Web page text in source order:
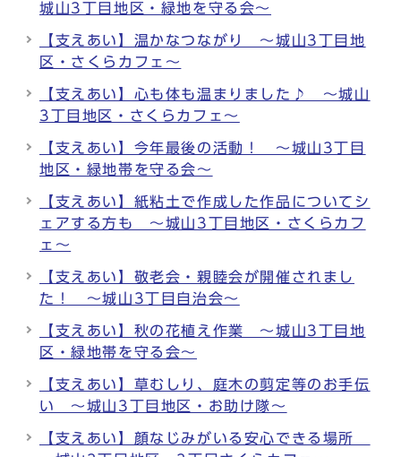
城山3丁目地区・緑地を守る会～
【支えあい】温かなつながり ～城山3丁目地
区・さくらカフェ～
【支えあい】心も体も温まりました♪ ～城山
3丁目地区・さくらカフェ～
【支えあい】今年最後の活動！ ～城山3丁目
地区・緑地帯を守る会～
【支えあい】紙粘土で作成した作品についてシ
ェアする方も ～城山3丁目地区・さくらカフ
ェ～
【支えあい】敬老会・親睦会が開催されまし
た！ ～城山3丁目自治会～
【支えあい】秋の花植え作業 ～城山3丁目地
区・緑地帯を守る会～
【支えあい】草むしり、庭木の剪定等のお手伝
い ～城山3丁目地区・お助け隊～
【支えあい】顔なじみがいる安心できる場所